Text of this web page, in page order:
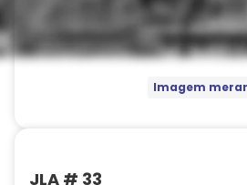
Imagem
JLA # 33